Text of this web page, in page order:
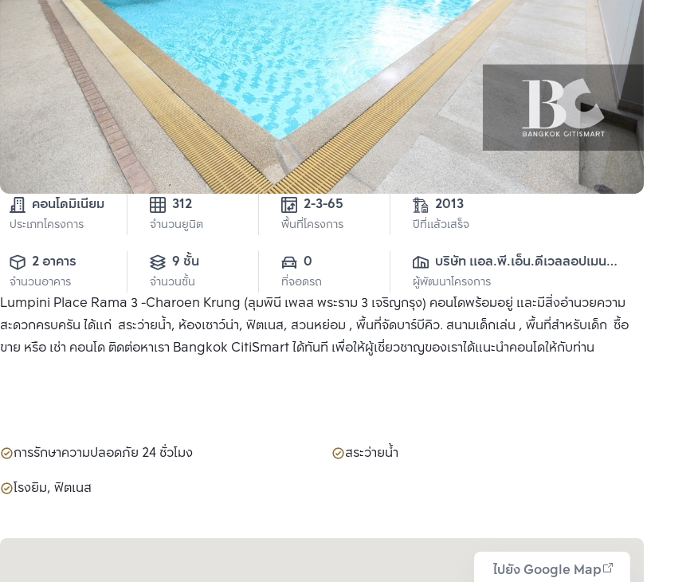
คอนโดมิเนียม
ประเภทโครงการ
312
จำนวนยูนิต พื้นที่โครงการ
2013
ปีที่แล้วเสร็จ
2 อาคาร
จำนวนอาคาร
9 ชั้น
จำนวนชั้น
0
ที่จอดรถ
บริษัท แอล.พี.เอ็น.ดีเวลลอปเมนท์
จำกัด (มหาชน)
ผู้พัฒนาโครงการ
Lumpini Place Rama 3 -Charoen Krung (ลุมพินี เพลส พระราม 3 เจริญกรุง) คอนโดพร้อมอยู่ และมีสิ่งอำนวยความ
สะดวกครบครัน ได้แก่ สระว่ายน้ำ, ห้องเซาว์น่า, ฟิตเนส, สวนหย่อม , พื้นที่จัดบาร์บีคิว. สนามเด็กเล่น , พื้นที่สำหรับเด็ก ซื้อ
ขาย หรือ เช่า คอนโด ติดต่อหาเรา Bangkok CitiSmart ได้ทันที เพื่อให้ผู้เชี่ยวชาญของเราได้แนะนำคอนโดให้กับท่าน
การรักษาความปลอดภัย 24 ชั่วโมง
สระว่ายน้ำ
โรงยิม, ฟิตเนส
ไปยัง Google Map